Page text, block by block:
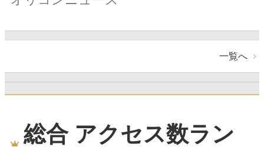
一覧へ
総合 アクセス数ラン